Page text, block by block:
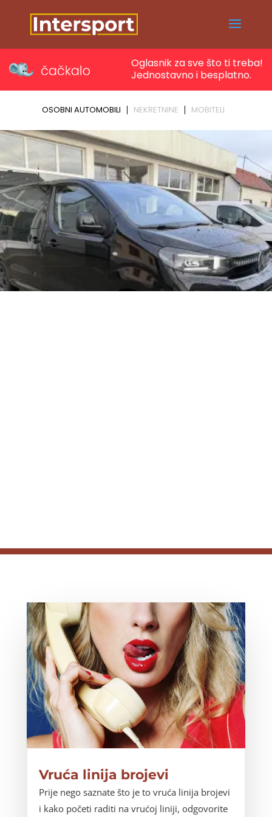
Vruća linija brojevi
Prije nego saznate što je to vruća linija brojevi
i kako početi raditi na vrućoj liniji, odgovorite